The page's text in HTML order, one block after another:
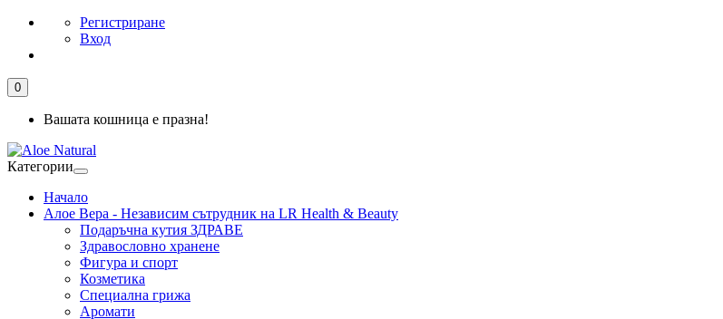
Регистриране
Вход
0
Вашата кошница е празна!
Категории
Начало
Алое Вера - Независим сътрудник на LR Health & Beauty
Подаръчна кутия ЗДРАВЕ
Здравословно хранене
Фигура и спорт
Козметика
Специална грижа
Аромати